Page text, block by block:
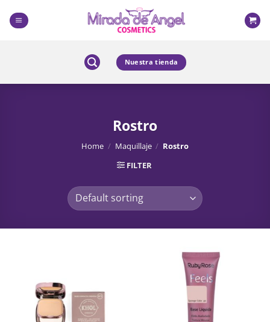
content
Nuestra tienda
Rostro
Home / Maquillaje / Rostro
FILTER